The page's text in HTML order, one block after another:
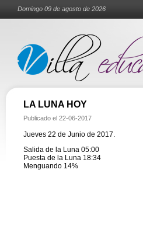
Domingo 09 de agosto de 2026
LA LUNA HOY
Publicado el 22-06-2017
Jueves 22 de Junio de 2017.
Salida de la Luna 05:00
Puesta de la Luna 18:34
Menguando 14%